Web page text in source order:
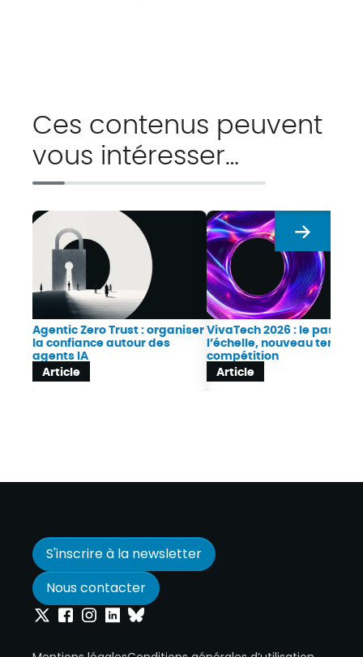
Ces contenus peuvent
vous intéresser…
Agentic Zero Trust : organiser
la confiance autour des
agents IA
Article
VivaTech 2026 : le
l’échelle, nouveau terrain
compétition
Article
Suivant
S'inscrire à la newsletter
Nous contacter
Onepoint sur Twitter
Onepoint sur Facebook
Onepoint sur Instagram
Onepoint sur Linkedin
Onepoint sur Bluesky